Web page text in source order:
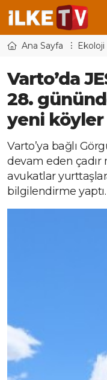
Ana Sayfa Ekoloji
Varto’da
28.
yeni köyler
Varto’ya bağlı
devam eden çadır
avukatlar
bilgilendirme yaptı.